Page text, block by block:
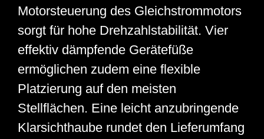
Motorsteuerung des Gleichstrommotors
sorgt für hohe Drehzahlstabilität. Vier
effektiv dämpfende Gerätefüße
ermöglichen zudem eine flexible
Platzierung auf den meisten
Stellflächen. Eine leicht anzubringende
Klarsichthaube rundet den Lieferumfang